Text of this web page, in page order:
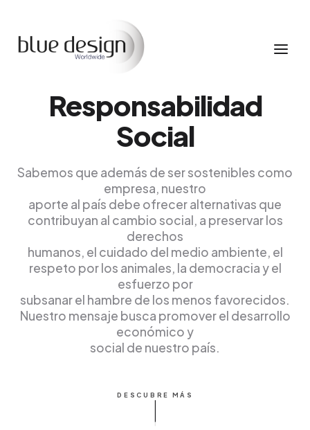
Responsabilidad
Social
Sabemos que además de ser sostenibles como
empresa, nuestro
aporte al país debe ofrecer alternativas que
contribuyan al cambio social, a preservar los
derechos
humanos, el cuidado del medio ambiente, el
respeto por los animales, la democracia y el
esfuerzo por
subsanar el hambre de los menos favorecidos.
Nuestro mensaje busca promover el desarrollo
económico y
social de nuestro país.
DESCUBRE MÁS